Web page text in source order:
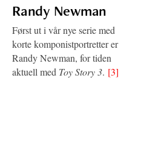
Randy Newman
Først ut i vår nye serie med
korte komponistportretter er
Randy Newman, for tiden
aktuell med Toy Story 3. [3]